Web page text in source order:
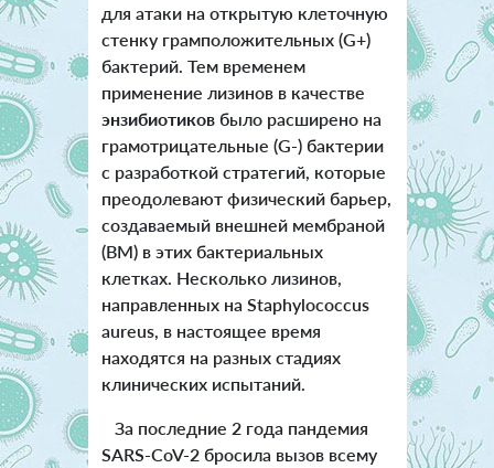
для атаки на открытую клеточную
стенку грамположительных (G+)
бактерий. Тем временем
применение лизинов в качестве
энзибиотиковбыло расширено на
грамотрицательные (G-) бактерии
с разработкой стратегий, которые
преодолевают физический барьер,
создаваемый внешней мембраной
(ВМ) в этих бактериальных
клетках. Несколько лизинов,
направленных на Staphylococcus
aureus, в настоящее время
находятся на разных стадиях
клинических испытаний.
За последние 2 года пандемия
SARS-CoV-2 бросила вызов всему